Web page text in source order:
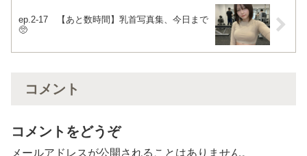
ep.2-17 【あと数時間】乳首写真集、今日まで
🥺
コメント
コメントをどうぞ
メールアドレスが公開されることはありません。